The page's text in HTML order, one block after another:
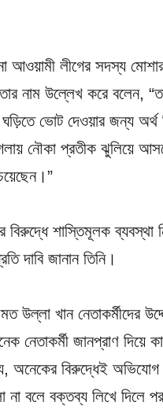
আওয়ামী লীগের সদস্য
নাম উল্লেখ করে বলেন,
ঘড়িতে ভোট দেওয়ার জন্য
নৌকা প্রতীক ঝুলিয়ে
বিরুদ্ধে শাস্তিমূলক ব্যবস্থা
দাবি জানান তিনি।
খান নেতাকর্মীদের
নেতাকর্মী জানপ্রাণ দিয়ে
অনেকের বিরুদ্ধেই
বলে বক্তব্য লিখে দিলে